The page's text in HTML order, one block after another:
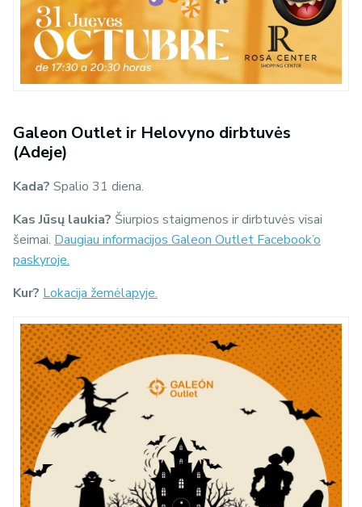
Galeon Outlet ir Helovyno dirbtuvės
(Adeje)
Kada? Spalio 31 diena.
Kas Jūsų laukia? Šiurpios staigmenos ir dirbtuvės visai
šeimai. Daugiau informacijos Galeon Outlet Facebook’o
paskyroje.
Kur? Lokacija žemėlapyje.